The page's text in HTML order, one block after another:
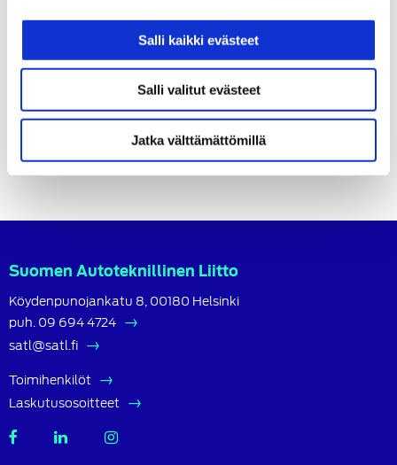
Salli kaikki evästeet
Salli valitut evästeet
Jatka välttämättömillä
Kiinnostaako jäsenyys?
Suomen Autoteknillinen Liitto
Köydenpunojankatu 8, 00180 Helsinki
puh. 09 694 4724
satl@satl.fi
Toimihenkilöt
Laskutusosoitteet
SATL
SATL